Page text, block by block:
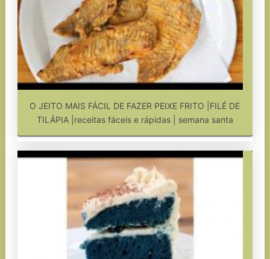
O JEITO MAIS FÁCIL DE FAZER PEIXE FRITO |FILÉ DE
TILÁPIA |receitas fáceis e rápidas | semana santa